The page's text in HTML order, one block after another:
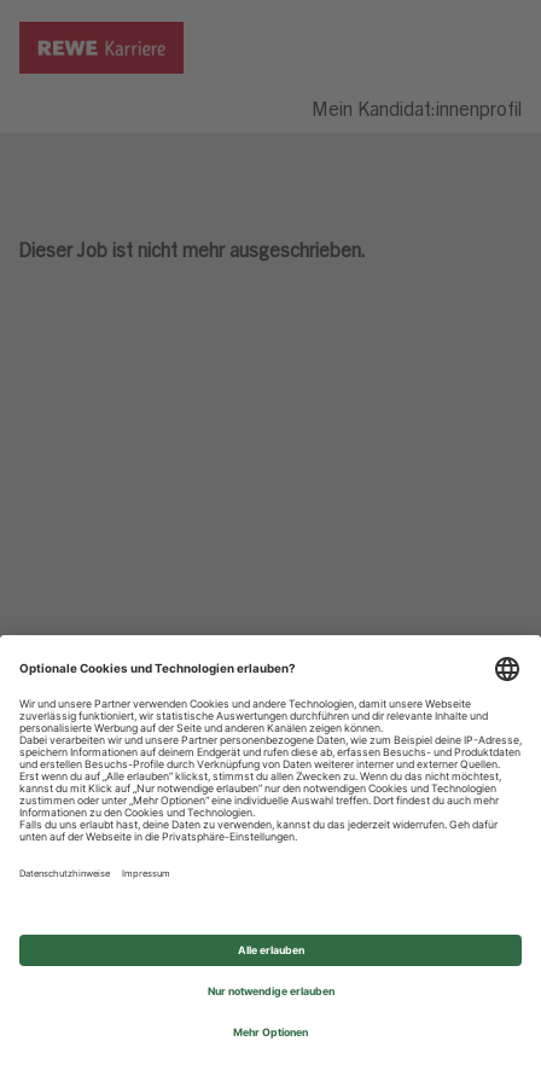
Mein Kandidat:innenprofil
Dieser Job ist nicht mehr ausgeschrieben.
Datenschutzhinweise
Impressum
Privatsphäre-Einstellungen
© 2026 REWE Group - All rights reserved